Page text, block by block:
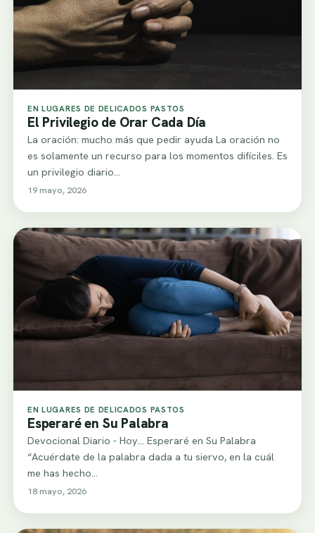
EN LUGARES DE DELICADOS PASTOS
El Privilegio de Orar Cada Día
La oración: mucho más que pedir ayuda La oración no
es solamente un recurso para los momentos difíciles. Es
un privilegio diario…
19 mayo, 2026
EN LUGARES DE DELICADOS PASTOS
Esperaré en Su Palabra
Devocional Diario - Hoy... Esperaré en Su Palabra
“Acuérdate de la palabra dada a tu siervo, en la cuál
me has hecho…
18 mayo, 2026